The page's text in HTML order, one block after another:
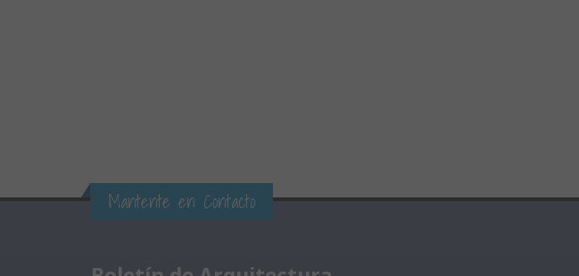
Mantente en Contacto